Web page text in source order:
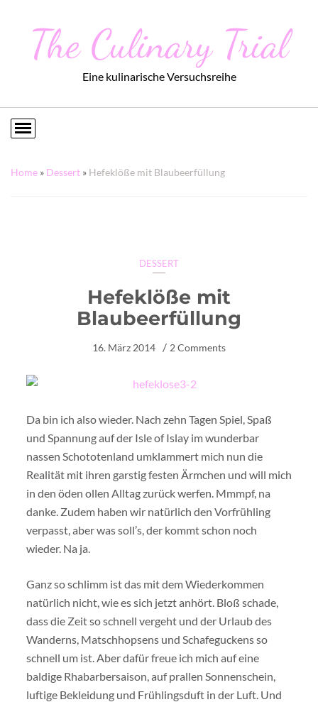
The Culinary Trial
Eine kulinarische Versuchsreihe
Home » Dessert » Hefeklöße mit Blaubeerfüllung
DESSERT
Hefeklöße mit
Blaubeerfüllung
16. März 2014 2 Comments
Da bin ich also wieder. Nach zehn Tagen Spiel, Spaß
und Spannung auf der Isle of Islay im wunderbar
nassen Schototenland umklammert mich nun die
Realität mit ihren garstig festen Ärmchen und will mich
in den öden ollen Alltag zurück werfen. Mmmpf, na
danke. Zudem haben wir natürlich den Vorfrühling
verpasst, aber was soll’s, der kommt schon noch
wieder. Na ja.
Ganz so schlimm ist das mit dem Wiederkommen
natürlich nicht, wie es sich jetzt anhört. Bloß schade,
dass die Zeit so schnell vergeht und der Urlaub des
Wanderns, Matschhopsens und Schafeguckens so
schnell um ist. Aber dafür freue ich mich auf eine
baldige Rhabarbersaison, auf prallen Sonnenschein,
luftige Bekleidung und Frühlingsduft in der Luft. Und